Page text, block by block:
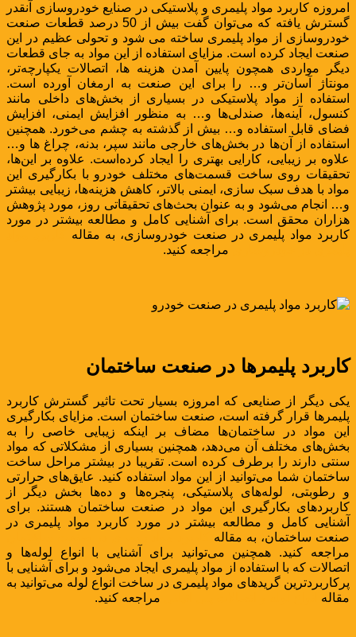
امروزه کاربرد مواد پلیمری و پلاستیکی در صنایع خودروسازی آنقدر
گسترش یافته که می‌توان گفت بیش از 50 درصد قطعات صنعت
خودروسازی از مواد پلیمری ساخته می شود و تحولی عظیم در این
صنعت ایجاد کرده است. مزایای استفاده از این مواد به جای قطعات
دیگر مواردی همچون پایین آمدن هزینه ها، اتصالات یکپارچه‌تر،
مونتاژ آسان‌تر و… را برای این صنعت به ارمغان آورده است.
استفاده از مواد پلاستیکی در بسیاری از بخش‌های داخلی مانند
کنسول، آینه‌ها، صندلی‌ها و… به منظور افزایش ایمنی، افزایش
فضای قابل استفاده و… بیش از گذشته به چشم می‌خورد. همچنین
استفاده از آن‌ها در بخش‌های خارجی مانند سپر، بدنه، چراغ ها و…
علاوه بر زیبایی، کارایی بهتری را ایجاد کرده‌است. علاوه بر این‌ها،
تحقیقات روی ساخت قسمت‌های مختلف خودرو با بکارگیری این
مواد با هدف سبک سازی، ایمنی بالاتر، کاهش هزینه‌ها، زیبایی بیشتر
و… انجام می‌شود و به عنوان بحث‌های تحقیقاتی روز، مورد پژوهش
هزاران محقق است. برای آشنایی کامل و مطالعه بیشتر در مورد
کاربرد مواد پلیمری در صنعت خودروسازی، به مقاله
مراجعه کنید.
کاربرد پلیمرها در صنعت ساختمان
یکی دیگر از صنایعی که امروزه بسیار تحت تاثیر گسترش کاربرد
پلیمرها قرار گرفته است، صنعت ساختمان است. مزایای بکارگیری
این مواد در ساختمان‌ها مضاف بر اینکه زیبایی خاصی را به
بخش‌های مختلف آن می‌دهد، همچنین بسیاری از مشکلاتی که مواد
سنتی دارند را برطرف کرده است. تقریبا در بیشتر مراحل ساخت
ساختمان شما می‌توانید از این مواد استفاده کنید. عایق‌های حرارتی
و رطوبتی، لوله‌های پلاستیکی، پنجره‌ها و ده‌ها بخش دیگر از
کاربردهای بکارگیری این مواد در صنعت ساختمان هستند. برای
آشنایی کامل و مطالعه بیشتر در مورد کاربرد مواد پلیمری در
صنعت ساختمان، به مقاله
مراجعه کنید. همچنین می‌توانید برای آشنایی با انواع لوله‌ها و
اتصالات که با استفاده از مواد پلیمری ایجاد می‌شود و برای آشنایی با
پرکاربردترین گریدهای مواد پلیمری در ساخت انواع لوله می‌توانید به
مقاله
مراجعه کنید.